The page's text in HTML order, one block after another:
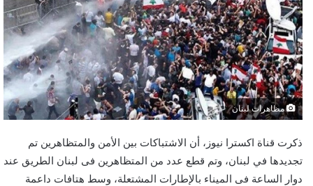
مظاهرات لبنان
ذكرت قناة اكسترا نيوز، أن الاشتباكات بين الأمن والمتظاهرين تم
تجديدها في لبنان، وتم قطع عدد من المتظاهرين فى لبنان الطريق عند
دوار الساعة فى الميناء بالإطارات المشتعلة، وسط هتافات داعمة